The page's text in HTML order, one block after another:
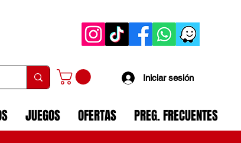
Iniciar sesión
JUEGOS OFERTAS PREG. FRECUENTES